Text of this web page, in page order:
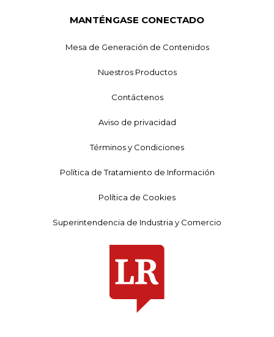
MANTÉNGASE CONECTADO
Mesa de Generación de Contenidos
Nuestros Productos
Contáctenos
Aviso de privacidad
Términos y Condiciones
Política de Tratamiento de Información
Política de Cookies
Superintendencia de Industria y Comercio